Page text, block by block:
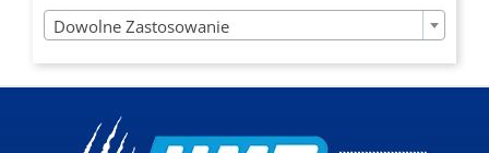
Dowolne Zastosowanie